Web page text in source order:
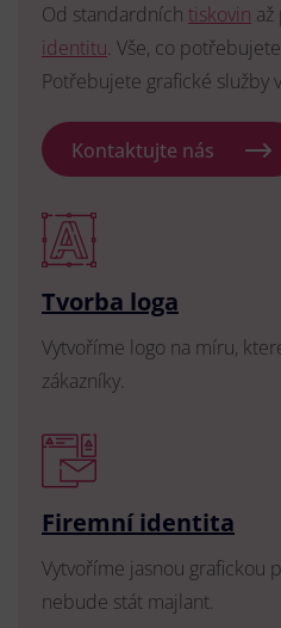
Od standardních tiskovin
identitu. Vše, co
Potřebujete grafické služby
Kontaktujte nás
Tvorba loga
Vytvoříme logo na míru,
zákazníky.
Firemní identita
Vytvoříme jasnou grafickou
nebude stát majlant.